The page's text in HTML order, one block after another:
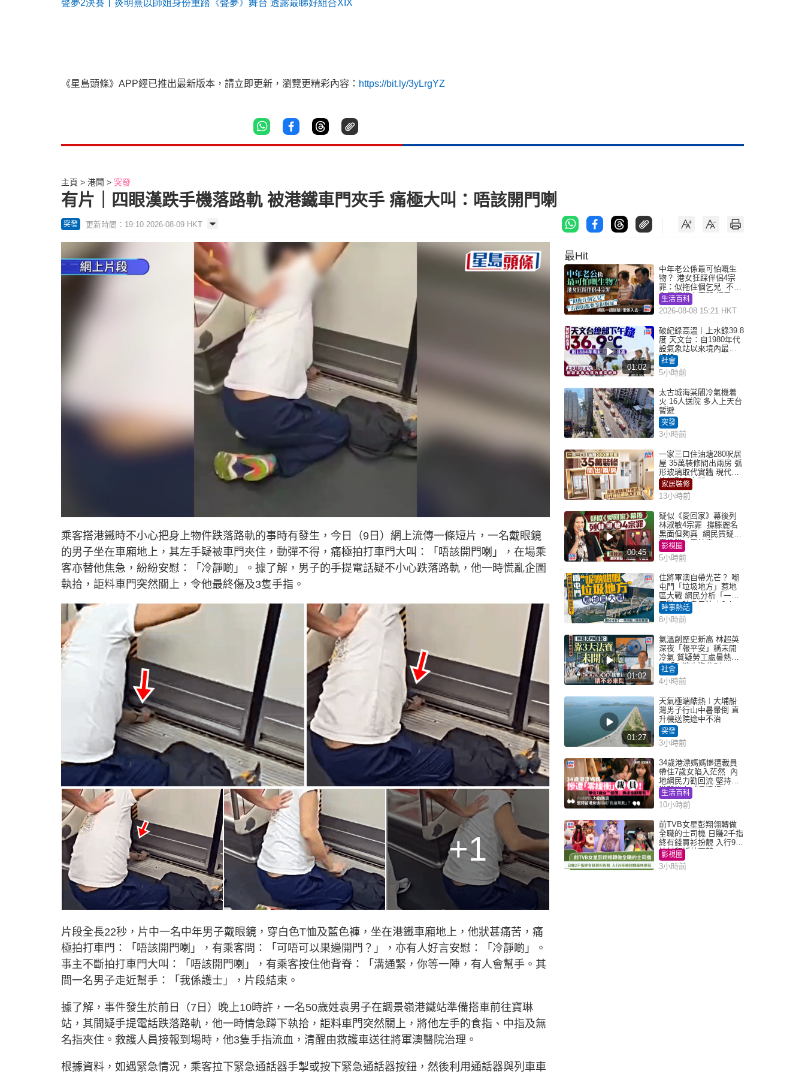
聲夢2決賽丨炎明熹以師姐身份重踏《聲夢》舞台 透露最睇好組合XIX
《星島頭條》APP經已推出最新版本，請立即更新，瀏覽更精彩內容： https://bit.ly/3yLrgYZ
主頁 港聞 突發
有片｜四眼漢跌手機落路軌 被港鐵車門夾手 痛極大叫：唔該開門喇
突發 更新時間：19:10 2026-08-09 HKT
n
u
t
e
o
e
d
:
1
0
.
0
%
乘客搭港鐵時不小心把身上物件跌落路軌的事時有發生，今日（9日）網上流傳一條短片，一名戴眼鏡
的男子坐在車廂地上，其左手疑被車門夾住，動彈不得，痛極拍打車門大叫：「唔該開門喇」，在場乘
客亦替他焦急，紛紛安慰：「冷靜啲」。據了解，男子的手提電話疑不小心跌落路軌，他一時慌亂企圖
執拾，詎料車門突然關上，令他最終傷及3隻手指。
+1
片段全長22秒，片中一名中年男子戴眼鏡，穿白色T恤及藍色褲，坐在港鐵車廂地上，他狀甚痛苦，痛
極拍打車門：「唔該開門喇」，有乘客問：「可唔可以果邊開門？」，亦有人好言安慰：「冷靜啲」。
事主不斷拍打車門大叫：「唔該開門喇」，有乘客按住他背脊：「溝通緊，你等一陣，有人會幫手。其
間一名男子走近幫手：「我係護士」，片段結束。
據了解，事件發生於前日（7日）晚上10時許，一名50歲姓袁男子在調景嶺港鐵站準備搭車前往寶琳
站，其間疑手提電話跌落路軌，他一時情急蹲下執拾，詎料車門突然關上，將他左手的食指、中指及無
名指夾住。救護人員接報到場時，他3隻手指流血，清醒由救護車送往將軍澳醫院治理。
根據資料，如遇緊急情況，乘客拉下緊急通話器手掣或按下緊急通話器按鈕，然後利用通話器與列車車
最Hit
中年老公係最可怕嘅生
物？ 港女狂踩伴侶4宗
罪：似拖住個乞兒 不解
為何經常去廁所 網民一
語道破
生活百科
2026-08-08 15:21 HKT
01:02
破紀錄高溫︱上水錄39.8
度 天文台：自1980年代
設氣象站以來境內最高
紀錄
社會
5小時前
太古城海棠閣冷氣機着
火 16人送院 多人上天台
暫避
突發
3小時前
一家三口住油塘280呎居
屋 35萬裝修間出兩房 弧
形玻璃取代實牆 現代神
枱櫃融入玄關
家居裝修
13小時前
00:45
疑似《愛回家》幕後列
林淑敏4宗罪 撐滕麗名
黑面但夠真 網民質疑：
真係咁一早被雪
影視圈
5小時前
住將軍澳自帶光芒？ 嘲
屯門「垃圾地方」惹地
區大戰 網民分析「一共
同點」秒息風波｜Juicy
叮
時事熱話
8小時前
01:02
氣溫創歷史新高 林超英
深夜「報平安」稱未開
冷氣 質疑勞工處暑熱警
告「取消也沒分別」
社會
4小時前
01:27
天氣極端酷熱︱大埔船
灣男子行山中暑暈倒 直
升機送院途中不治
突發
3小時前
34歲港漂媽媽慘遭裁員
帶住7歲女陷入茫然 內
地網民力勸回流 堅持留
港背後有「長遠規
劃」？
生活百科
10小時前
前TVB女星彭翔翎轉做
全職的士司機 日賺2千指
終有錢買衫扮靚 入行9年
被封翻版林夏薇
影視圈
3小時前